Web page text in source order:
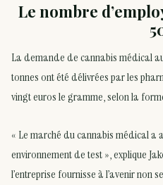
Le nombre
La demande de cannabis médical
tonnes ont été délivrées par les
vingt euros le gramme, selon la
« Le marché du cannabis médical a
environnement de test », explique
l’entreprise fournisse à l’avenir non